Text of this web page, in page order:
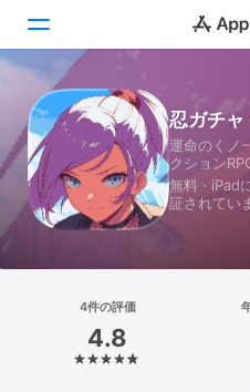
Today
ゲーム
アプリ
検索
プラットフォーム
iPhone
忍ガチ
運命のくノ
クション
無料 · iPad
証されてい
4件の評価
4.8